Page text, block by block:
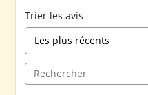
Trier les avis